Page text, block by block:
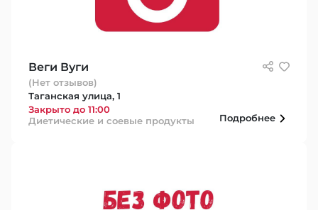
Веги Вуги
(Нет отзывов)
Таганская улица, 1
Закрыто до 11:00
Диетические и соевые продукты
Подробнее